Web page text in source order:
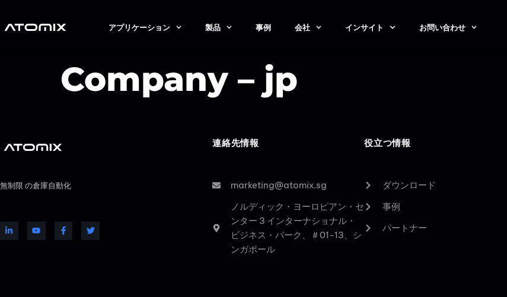
アプリケーション 製品 事例 会社 インサイト お問い合わせ
Company – jp
無制限 の倉庫自動化
連絡先情報
marketing@atomix.sg
ノルディック・ヨーロピアン・セ
ンター 3 インターナショナル・
ビジネス・パーク、＃01-13、シ
ンガポール
役立つ情報
ダウンロード
事例
パートナー